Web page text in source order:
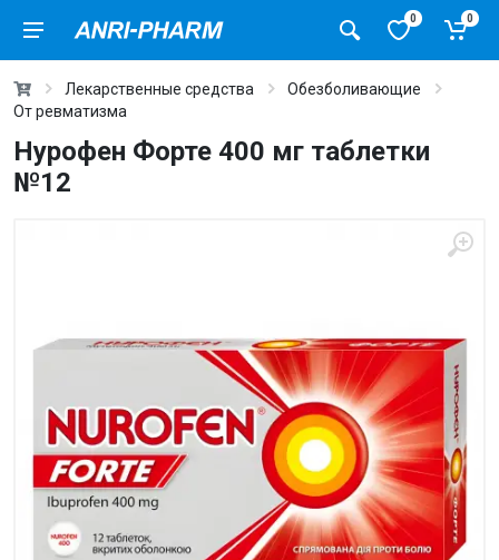
0 0
Лекарственные средства
Обезболивающие
От ревматизма
Нурофен Форте 400 мг таблетки
№12